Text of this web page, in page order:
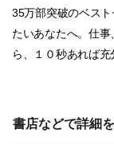
35万部突破のベス
たいあなたへ。仕
ら、１０秒あれば充
書店などで詳細